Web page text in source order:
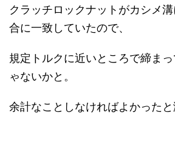
クラッチロックナットがカシメ
合に一致していたので、
規定トルクに近いところで締ま
ゃないかと。
余計なことしなければよかったと